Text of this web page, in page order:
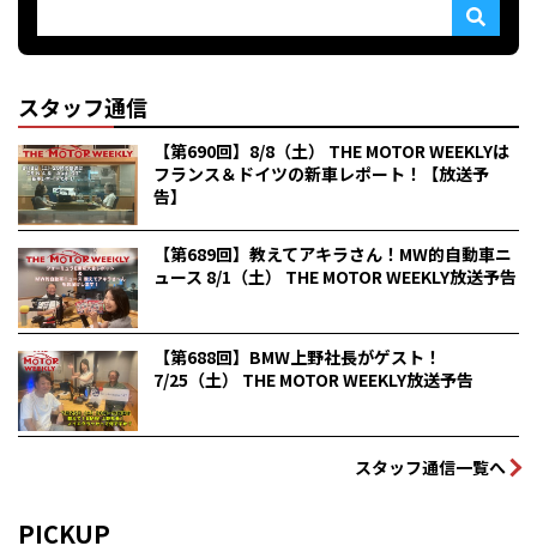
スタッフ通信
【第690回】8/8（土） THE MOTOR WEEKLYは
フランス＆ドイツの新車レポート！【放送予
告】
【第689回】教えてアキラさん！MW的自動車ニ
ュース 8/1（土） THE MOTOR WEEKLY放送予告
【第688回】BMW上野社長がゲスト！
7/25（土） THE MOTOR WEEKLY放送予告
スタッフ通信一覧へ
PICKUP